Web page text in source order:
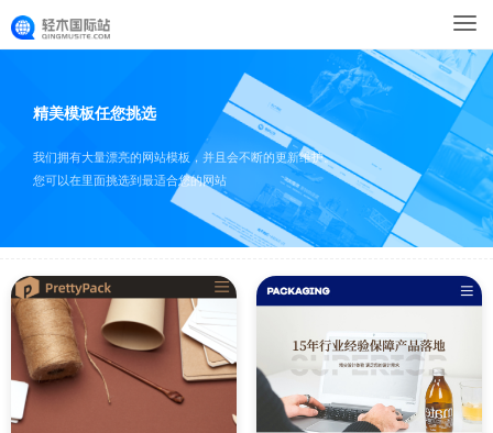
精美模板任您挑选
我们拥有大量漂亮的网站模板，并且会不断的更新维护。
您可以在里面挑选到最适合您的网站